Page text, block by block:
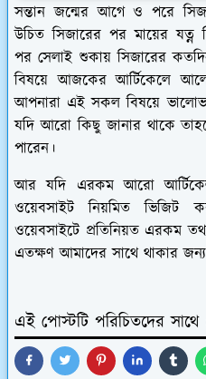
সন্তান জন্মের আগে ও পরে
উচিত সিজারের পর মায়ের যত্ন
পর সেলাই শুকায় সিজারের
বিষয়ে আজকের আর্টিকেলে
আপনারা এই সকল বিষয়ে
যদি আরো কিছু জানার থাকে
পারেন।
আর যদি এরকম আরো
ওয়েবসাইট নিয়মিত ভিজিট
ওয়েবসাইটে প্রতিনিয়ত এরকম
এতক্ষণ আমাদের সাথে থাকার
এই পোস্টটি পরিচিতদের